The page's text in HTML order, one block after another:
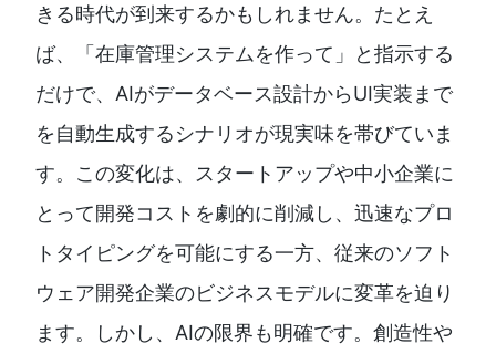
きる時代が到来するかもしれません。たとえ
ば、「在庫管理システムを作って」と指示する
だけで、AIがデータベース設計からUI実装まで
を自動生成するシナリオが現実味を帯びていま
す。この変化は、スタートアップや中小企業に
とって開発コストを劇的に削減し、迅速なプロ
トタイピングを可能にする一方、従来のソフト
ウェア開発企業のビジネスモデルに変革を迫り
ます。しかし、AIの限界も明確です。創造性や